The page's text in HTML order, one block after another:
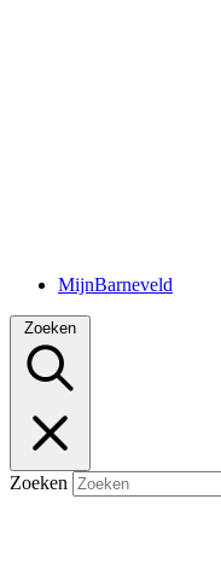
MijnBarneveld
Zoeken
Zoeken